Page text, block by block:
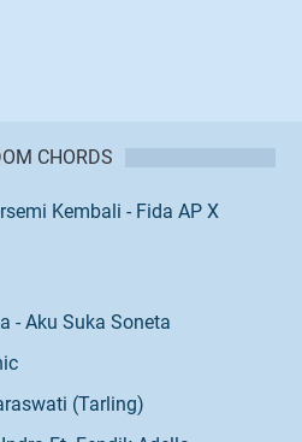
CHORDS
Kembali - Fida AP X
- Aku Suka Soneta
(Tarling)